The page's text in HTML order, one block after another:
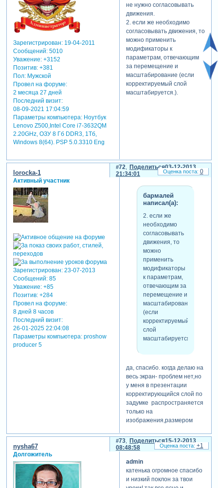
Зарегистрирован: 19-04-2011
Сообщений:5010
Уважение: +3152
Позитив: +381
Пол:Мужской
Провел на форуме:
2 месяца 27 дней
Последний визит:
08-09-2021 17:04:59
Параметры компьютера:Ноутбук
Lenovo Z500,Intel Core i7-3632QM
2.20GHz, ОЗУ 8 Гб DDR3, 1Тб,
Windows 8(64). PSP 5.0.3310 Eng
не нужно согласовывать
движения.
2. если же необходимо
согласовывать движения, то
можно применить
модификаторы к
параметрам, отвечающим
за перемещение и
масштабирование (если
корректируемый слой
масштабируется.).
Поделиться
72
03-12-2013
21:34:01
lorocka-1
Активный участник
Зарегистрирован: 23-07-2013
Сообщений:85
Уважение: +85
Позитив: +284
Провел на форуме:
8 дней 8 часов
Последний визит:
26-01-2025 22:04:08
Параметры компьютера:proshow
producer 5
бармалей
написал(а):
2. если же
необходимо
согласовывать
движения, то
можно
применить
модификаторы
к параметрам,
отвечающим за
перемещение и
масштабирование
(если
корректируемый
слой
масштабируется.).
да, спасибо. когда делаю на
весь экран- проблем нет,но
у меня в презентации
корректирующийся слой по
задумке распространяется
только на
изображения,размером
вот про модификаторы в
данном случае как-то не
попробую применить ваш
совет.
0
Поделиться
73
15-12-2013
08:48:58
nysha67
Долгожитель
admin
катенька огромное спасибо
и низкий поклон за твои
+1